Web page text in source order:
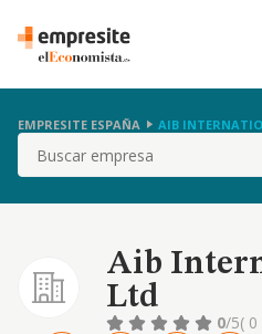
EMPRESITE ESPAÑA AIB
Buscar
Aib
Ltd
0/5(